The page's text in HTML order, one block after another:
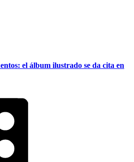
el álbum ilustrado se da cita en